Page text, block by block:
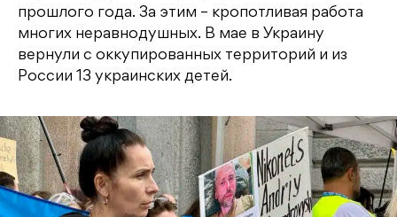
прошлого года. За этим – кропотливая работа
многих неравнодушных. В мае в Украину
вернули с оккупированных территорий и из
России 13 украинских детей.